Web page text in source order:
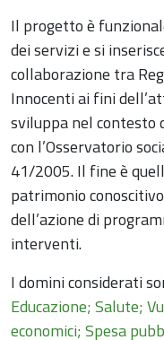
Il progetto è
dei servizi e si
collaborazione tra
Innocenti ai fini
sviluppa nel contesto
con l’Osservatorio
41/2005. Il fine è
patrimonio
dell’azione di
interventi.
I domini considerati
Educazione; Salute;
economici; Spesa